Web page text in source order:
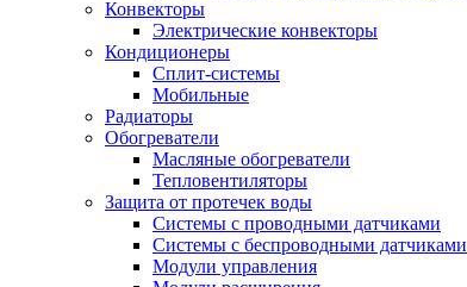
Конвекторы
Электрические конвекторы
Кондиционеры
Сплит-системы
Мобильные
Радиаторы
Обогреватели
Масляные обогреватели
Тепловентиляторы
Защита от протечек воды
Системы с проводными датчиками
Системы с беспроводными датчиками
Модули управления